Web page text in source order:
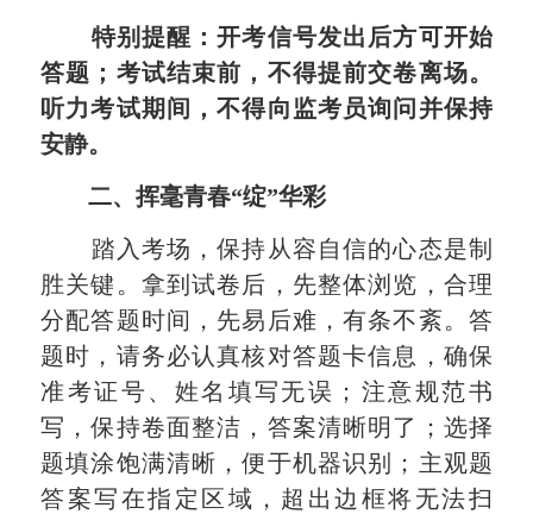
特别提醒：开考信号发出后方可开始
答题；考试结束前，不得提前交卷离场。
听力考试期间，不得向监考员询问并保持
安静。
二、挥毫青春“绽”华彩
踏入考场，保持从容自信的心态是制
胜关键。拿到试卷后，先整体浏览，合理
分配答题时间，先易后难，有条不紊。答
题时，请务必认真核对答题卡信息，确保
准考证号、姓名填写无误；注意规范书
写，保持卷面整洁，答案清晰明了；选择
题填涂饱满清晰，便于机器识别；主观题
答案写在指定区域，超出边框将无法扫